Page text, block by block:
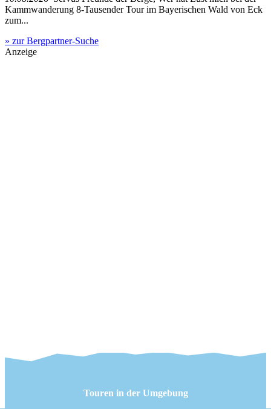
Kammwanderung 8-Tausender Tour im Bayerischen Wald von Eck
zum...
» zur Bergpartner-Suche
Anzeige
Touren in der Umgebung